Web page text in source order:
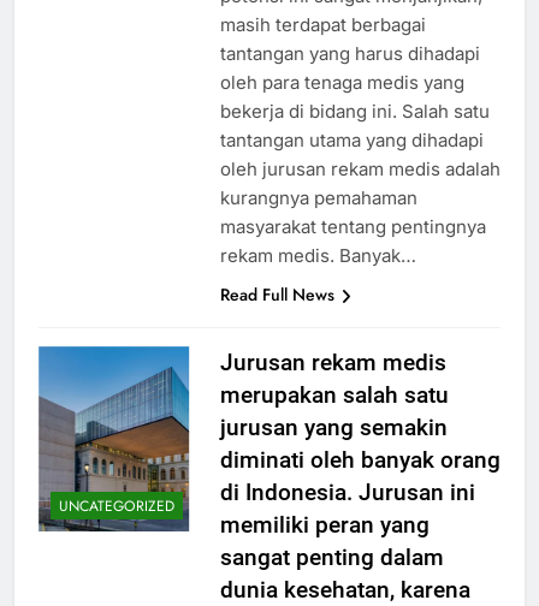
masih terdapat berbagai
tantangan yang harus dihadapi
oleh para tenaga medis yang
bekerja di bidang ini. Salah satu
tantangan utama yang dihadapi
oleh jurusan rekam medis adalah
kurangnya pemahaman
masyarakat tentang pentingnya
rekam medis. Banyak…
Read Full News
UNCATEGORIZED
Jurusan rekam medis
merupakan salah satu
jurusan yang semakin
diminati oleh banyak orang
di Indonesia. Jurusan ini
memiliki peran yang
sangat penting dalam
dunia kesehatan, karena